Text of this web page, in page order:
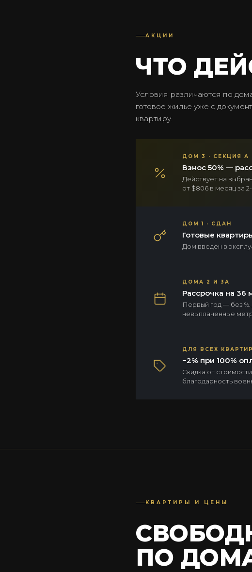
АКЦИИ
ЧТО
Условия различаются по
готовое жилье уже с
квартиру.
ДОМ 3 · СЕКЦИЯ А
Взнос 50% —
Действует на
от $806 в месяц за
ДОМ 1 · СДАН
Готовые
Дом введен в
ДОМА 2 И 3А
Рассрочка на 36
Первый год — без %.
невыплаченные
ДЛЯ ВСЕХ КВАРТИР
−2% при 100%
Скидка от
благодарность
КВАРТИРЫ И ЦЕНЫ
ПО